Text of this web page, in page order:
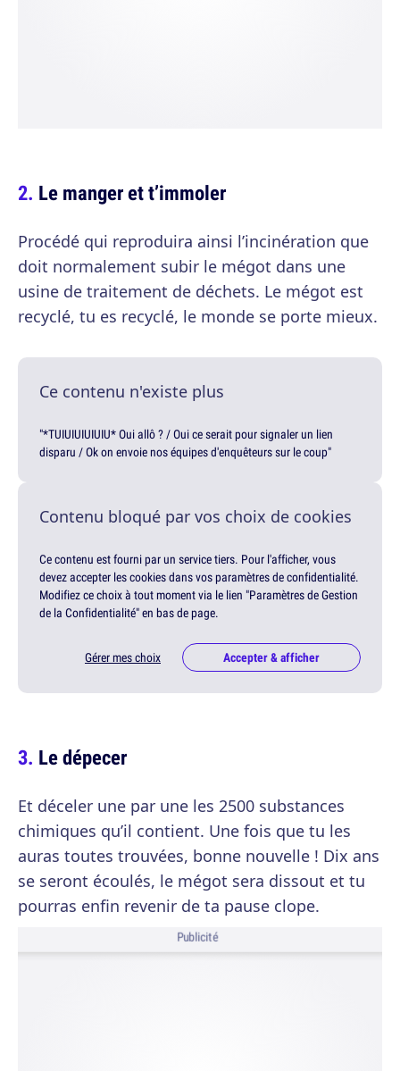
Le manger et t’immoler
Procédé qui reproduira ainsi l’incinération que
doit normalement subir le mégot dans une
usine de traitement de déchets. Le mégot est
recyclé, tu es recyclé, le monde se porte mieux.
Ce contenu n'existe plus
"*TUIUIUIUIUIU* Oui allô ? / Oui ce serait pour signaler un lien
disparu / Ok on envoie nos équipes d'enquêteurs sur le coup"
Contenu bloqué par vos choix de cookies
Ce contenu est fourni par un service tiers. Pour l'afficher, vous
devez accepter les cookies dans vos paramètres de confidentialité.
Modifiez ce choix à tout moment via le lien "Paramètres de Gestion
de la Confidentialité" en bas de page.
Gérer mes choix Accepter & afficher
Le dépecer
Et déceler une par une les 2500 substances
chimiques qu’il contient. Une fois que tu les
auras toutes trouvées, bonne nouvelle ! Dix ans
se seront écoulés, le mégot sera dissout et tu
pourras enfin revenir de ta pause clope.
Publicité